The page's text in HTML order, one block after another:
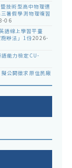
技術型高中物理適
暑假學測物理複習
06
語線上學習平臺
辦法」1份2026-
能力檢定CU-
公開徵求原住民廠